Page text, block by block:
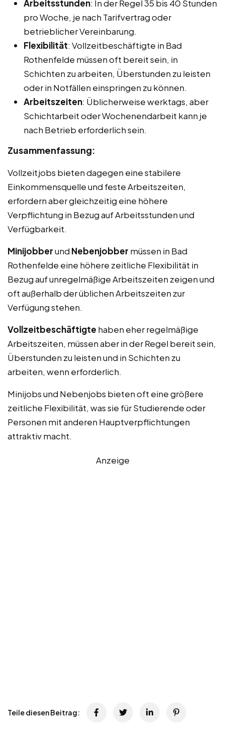
Arbeitsstunden: In der Regel 35 bis 40 Stunden
pro Woche, je nach Tarifvertrag oder
betrieblicher Vereinbarung.
Flexibilität: Vollzeitbeschäftigte in Bad
Rothenfelde müssen oft bereit sein, in
Schichten zu arbeiten, Überstunden zu leisten
oder in Notfällen einspringen zu können.
Arbeitszeiten: Üblicherweise werktags, aber
Schichtarbeit oder Wochenendarbeit kann je
nach Betrieb erforderlich sein.
Zusammenfassung:
Vollzeitjobs bieten dagegen eine stabilere
Einkommensquelle und feste Arbeitszeiten,
erfordern aber gleichzeitig eine höhere
Verpflichtung in Bezug auf Arbeitsstunden und
Verfügbarkeit.
Minijobberund Nebenjobber müssen in Bad
Rothenfelde eine höhere zeitliche Flexibilität in
Bezug auf unregelmäßige Arbeitszeiten zeigen und
oft außerhalb der üblichen Arbeitszeiten zur
Verfügung stehen.
Vollzeitbeschäftigte haben eher regelmäßige
Arbeitszeiten, müssen aber in der Regel bereit sein,
Überstunden zu leisten und in Schichten zu
arbeiten, wenn erforderlich.
Minijobs und Nebenjobs bieten oft eine größere
zeitliche Flexibilität, was sie für Studierende oder
Personen mit anderen Hauptverpflichtungen
attraktiv macht.
Anzeige
Teile diesen Beitrag: